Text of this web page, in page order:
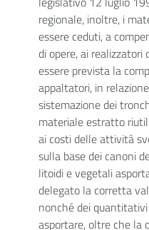
regionale, inoltre, i
essere ceduti, a
di opere, ai
essere prevista la
appaltatori, in
sistemazione dei
materiale estratto
ai costi delle attività
sulla base dei canoni
litoidi e vegetali
delegato la corretta
nonché dei
asportare, oltre che la